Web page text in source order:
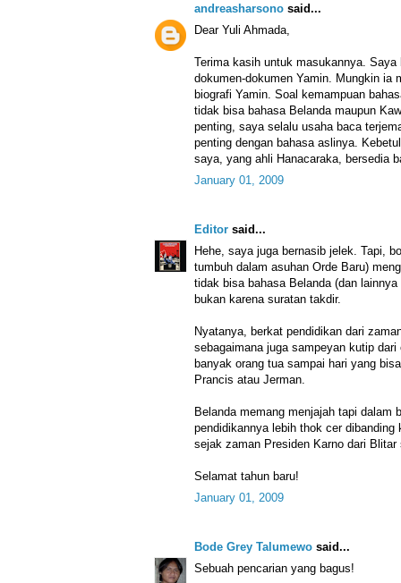
andreasharsono said...
Dear Yuli Ahmada,
Terima kasih untuk masukannya. Saya
dokumen-dokumen Yamin. Mungkin ia
biografi Yamin. Soal kemampuan
tidak bisa bahasa Belanda maupun
penting, saya selalu usaha baca
penting dengan bahasa aslinya.
saya, yang ahli Hanacaraka, bersedia
January 01, 2009
Editor said...
Hehe, saya juga bernasib jelek. Tapi,
tumbuh dalam asuhan Orde Baru)
tidak bisa bahasa Belanda (dan
bukan karena suratan takdir.
Nyatanya, berkat pendidikan dari
sebagaimana juga sampeyan kutip dari
banyak orang tua sampai hari yang
Prancis atau Jerman.
Belanda memang menjajah tapi dalam
pendidikannya lebih thok cer
sejak zaman Presiden Karno dari
Selamat tahun baru!
January 01, 2009
Bode Grey Talumewo said...
Sebuah pencarian yang bagus!